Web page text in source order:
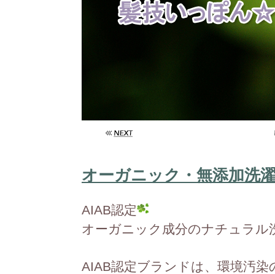
オーガニック・無添加洗
AIAB認定
オーガニック成分のナチュラル
AIAB認定ブランドは、環境汚